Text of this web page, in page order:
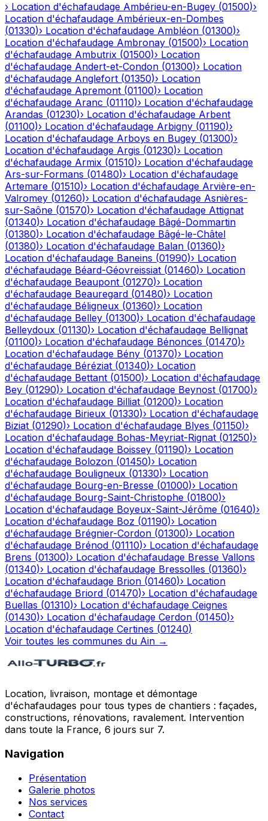
› Location d'échafaudage Ambérieu-en-Bugey (01500)›
Location d'échafaudage Ambérieux-en-Dombes
(01330)› Location d'échafaudage Ambléon (01300)›
Location d'échafaudage Ambronay (01500)› Location
d'échafaudage Ambutrix (01500)› Location
d'échafaudage Andert-et-Condon (01300)› Location
d'échafaudage Anglefort (01350)› Location
d'échafaudage Apremont (01100)› Location
d'échafaudage Aranc (01110)› Location d'échafaudage
Arandas (01230)› Location d'échafaudage Arbent
(01100)› Location d'échafaudage Arbigny (01190)›
Location d'échafaudage Arboys en Bugey (01300)›
Location d'échafaudage Argis (01230)› Location
d'échafaudage Armix (01510)› Location d'échafaudage
Ars-sur-Formans (01480)› Location d'échafaudage
Artemare (01510)› Location d'échafaudage Arvière-en-
Valromey (01260)› Location d'échafaudage Asnières-
sur-Saône (01570)› Location d'échafaudage Attignat
(01340)› Location d'échafaudage Bâgé-Dommartin
(01380)› Location d'échafaudage Bâgé-le-Châtel
(01380)› Location d'échafaudage Balan (01360)›
Location d'échafaudage Baneins (01990)› Location
d'échafaudage Béard-Géovreissiat (01460)› Location
d'échafaudage Beaupont (01270)› Location
d'échafaudage Beauregard (01480)› Location
d'échafaudage Béligneux (01360)› Location
d'échafaudage Belley (01300)› Location d'échafaudage
Belleydoux (01130)› Location d'échafaudage Bellignat
(01100)› Location d'échafaudage Bénonces (01470)›
Location d'échafaudage Bény (01370)› Location
d'échafaudage Béréziat (01340)› Location
d'échafaudage Bettant (01500)› Location d'échafaudage
Bey (01290)› Location d'échafaudage Beynost (01700)›
Location d'échafaudage Billiat (01200)› Location
d'échafaudage Birieux (01330)› Location d'échafaudage
Biziat (01290)› Location d'échafaudage Blyes (01150)›
Location d'échafaudage Bohas-Meyriat-Rignat (01250)›
Location d'échafaudage Boissey (01190)› Location
d'échafaudage Bolozon (01450)› Location
d'échafaudage Bouligneux (01330)› Location
d'échafaudage Bourg-en-Bresse (01000)› Location
d'échafaudage Bourg-Saint-Christophe (01800)›
Location d'échafaudage Boyeux-Saint-Jérôme (01640)›
Location d'échafaudage Boz (01190)› Location
d'échafaudage Brégnier-Cordon (01300)› Location
d'échafaudage Brénod (01110)› Location d'échafaudage
Brens (01300)› Location d'échafaudage Bresse Vallons
(01340)› Location d'échafaudage Bressolles (01360)›
Location d'échafaudage Brion (01460)› Location
d'échafaudage Briord (01470)› Location d'échafaudage
Buellas (01310)› Location d'échafaudage Ceignes
(01430)› Location d'échafaudage Cerdon (01450)›
Location d'échafaudage Certines (01240)
Voir toutes les communes du Ain →
Location, livraison, montage et démontage
d'échafaudages pour tous types de chantiers : façades,
constructions, rénovations, ravalement. Intervention
dans toute la France, 6 jours sur 7.
Navigation
Présentation
Galerie photos
Nos services
Contact